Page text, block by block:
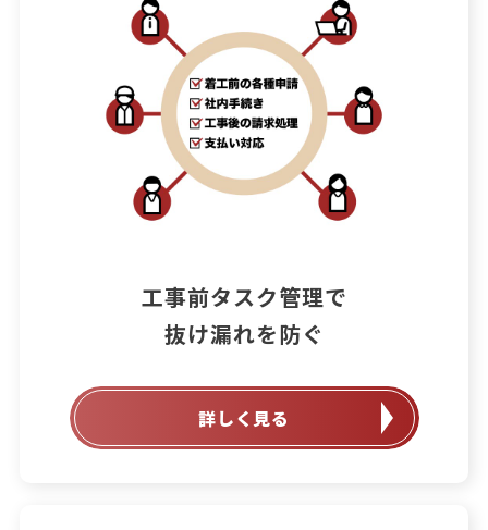
工事前タスク管理で
抜け漏れを防ぐ
詳しく見る